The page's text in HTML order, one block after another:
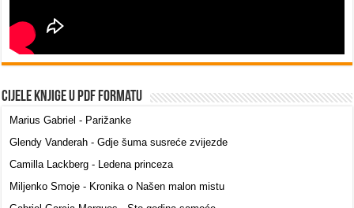
Cijele knjige u PDF formatu
Marius Gabriel - Parižanke
Glendy Vanderah - Gdje šuma susreće zvijezde
Camilla Lackberg - Ledena princeza
Miljenko Smoje - Kronika o Našen malon mistu